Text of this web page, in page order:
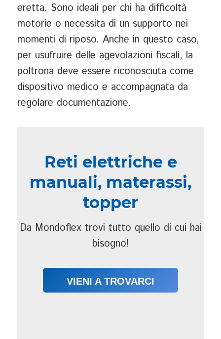
eretta. Sono ideali per chi ha difficoltà
motorie o necessita di un supporto nei
momenti di riposo. Anche in questo caso,
per usufruire delle agevolazioni fiscali, la
poltrona deve essere riconosciuta come
dispositivo medico e accompagnata da
regolare documentazione.
Reti elettriche e
manuali, materassi,
topper
Da Mondoflex trovi tutto quello di cui hai
bisogno!
VIENI A TROVARCI